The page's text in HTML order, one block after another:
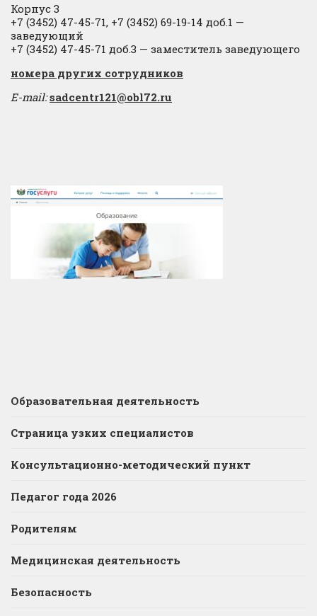
Корпус 3
+7 (3452) 47-45-71, +7 (3452) 69-19-14 доб.1 —
заведующий
+7 (3452) 47-45-71 доб.3 — заместитель заведующего
​номера других сотрудников
E-mail: sadcentr121@obl72.ru
Образовательная деятельность
Страница узких специалистов
Консультационно-методический пункт
Педагог года 2026
Родителям
Медицинская деятельность
Безопасность